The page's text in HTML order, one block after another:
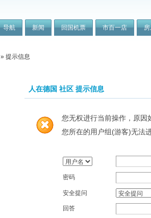
导航 新闻 回国机票 市百一店
» 提示信息
人在德国 社区 提示信息
您无权进行当前操作，原因
您所在的用户组(游客)无法
密码
安全提问
回答